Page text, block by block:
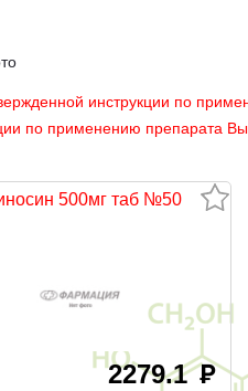
инструкции по
по применению препарата
500мг таб №50
2279.1руб